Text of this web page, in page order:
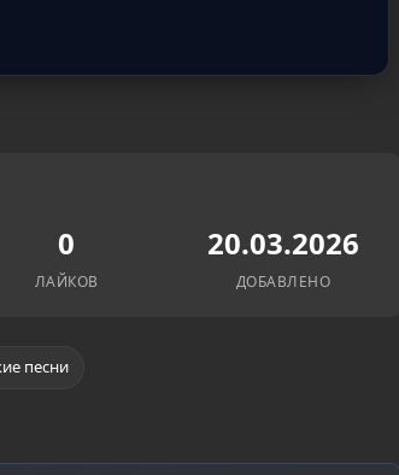
0
ЛАЙКОВ
20.03.2026
ДОБАВЛЕНО
песни